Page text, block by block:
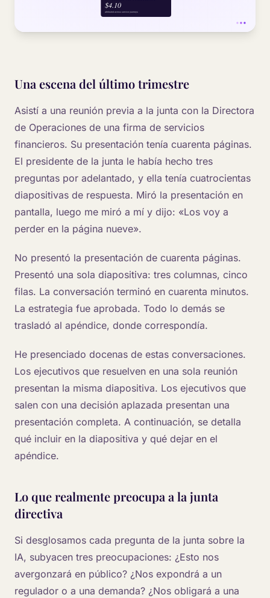
Una escena del último trimestre
Asistí a una reunión previa a la junta con la Directora
de Operaciones de una firma de servicios
financieros. Su presentación tenía cuarenta páginas.
El presidente de la junta le había hecho tres
preguntas por adelantado, y ella tenía cuatrocientas
diapositivas de respuesta. Miró la presentación en
pantalla, luego me miró a mí y dijo: «Los voy a
perder en la página nueve».
No presentó la presentación de cuarenta páginas.
Presentó una sola diapositiva: tres columnas, cinco
filas. La conversación terminó en cuarenta minutos.
La estrategia fue aprobada. Todo lo demás se
trasladó al apéndice, donde correspondía.
He presenciado docenas de estas conversaciones.
Los ejecutivos que resuelven en una sola reunión
presentan la misma diapositiva. Los ejecutivos que
salen con una decisión aplazada presentan una
presentación completa. A continuación, se detalla
qué incluir en la diapositiva y qué dejar en el
apéndice.
Lo que realmente preocupa a la junta
directiva
Si desglosamos cada pregunta de la junta sobre la
IA, subyacen tres preocupaciones: ¿Esto nos
avergonzará en público? ¿Nos expondrá a un
regulador o a una demanda? ¿Nos obligará a una